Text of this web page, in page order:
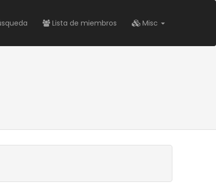
Lista de miembros Misc